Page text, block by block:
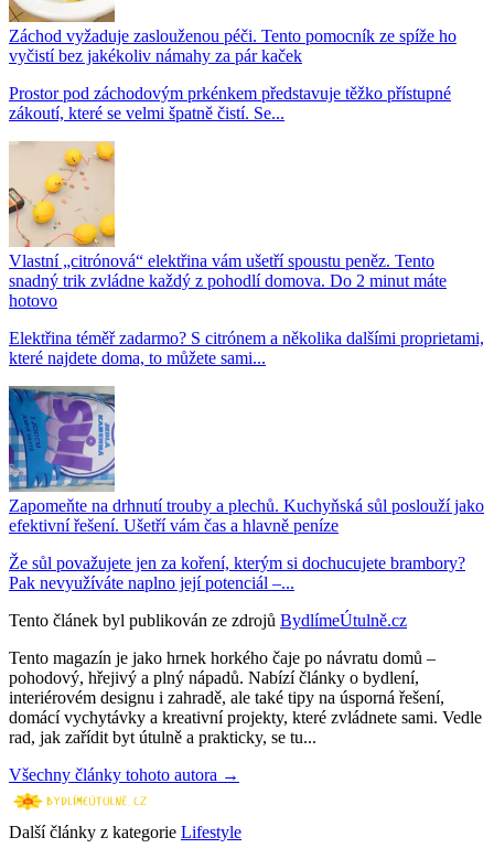
Záchod vyžaduje zaslouženou péči. Tento pomocník ze spíže ho
vyčistí bez jakékoliv námahy za pár kaček
Prostor pod záchodovým prkénkem představuje těžko přístupné
zákoutí, které se velmi špatně čistí. Se...
Vlastní „citrónová“ elektřina vám ušetří spoustu peněz. Tento
snadný trik zvládne každý z pohodlí domova. Do 2 minut máte
hotovo
Elektřina téměř zadarmo? S citrónem a několika dalšími proprietami,
které najdete doma, to můžete sami...
Zapomeňte na drhnutí trouby a plechů. Kuchyňská sůl poslouží jako
efektivní řešení. Ušetří vám čas a hlavně peníze
Že sůl považujete jen za koření, kterým si dochucujete brambory?
Pak nevyužíváte naplno její potenciál –...
Tento článek byl publikován ze zdrojů BydlímeÚtulně.cz
Tento magazín je jako hrnek horkého čaje po návratu domů –
pohodový, hřejivý a plný nápadů. Nabízí články o bydlení,
interiérovém designu i zahradě, ale také tipy na úsporná řešení,
domácí vychytávky a kreativní projekty, které zvládnete sami. Vedle
rad, jak zařídit byt útulně a prakticky, se tu...
Všechny články tohoto autora →
Další články z kategorie Lifestyle